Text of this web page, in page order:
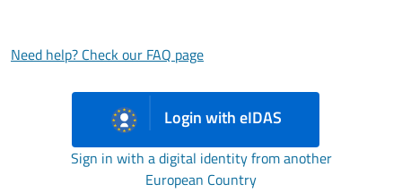
Need help? Check our FAQ page
Login with eIDAS
Sign in with a digital identity from another
European Country